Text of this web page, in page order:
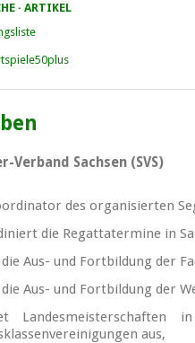
· ARTIKEL
Verband Sachsen (SVS)
des organisierten
die Regattatermine in
Aus- und Fortbildung der
Aus- und Fortbildung der
Landesmeisterschaften
aus,